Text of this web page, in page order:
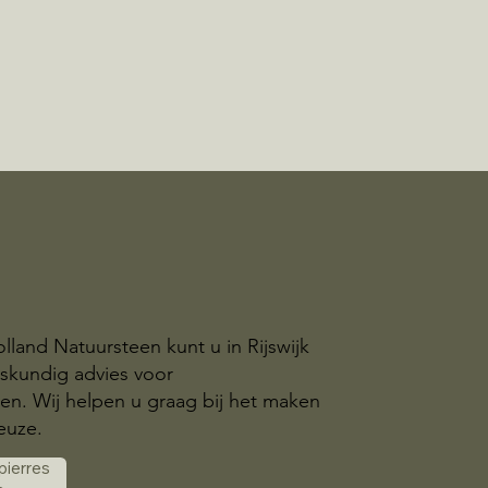
Natuursteen kunt u in Rijswijk
advies voor
Wij helpen u graag bij het maken